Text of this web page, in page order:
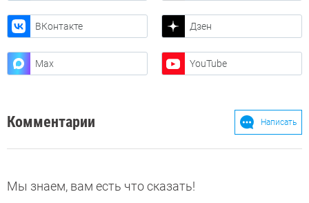
ВКонтакте Дзен
Max YouTube
Комментарии Написать
Мы знаем, вам есть что сказать!